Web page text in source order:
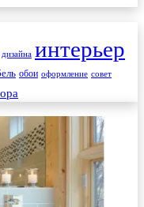
дизайна интерьер
обои оформление совет